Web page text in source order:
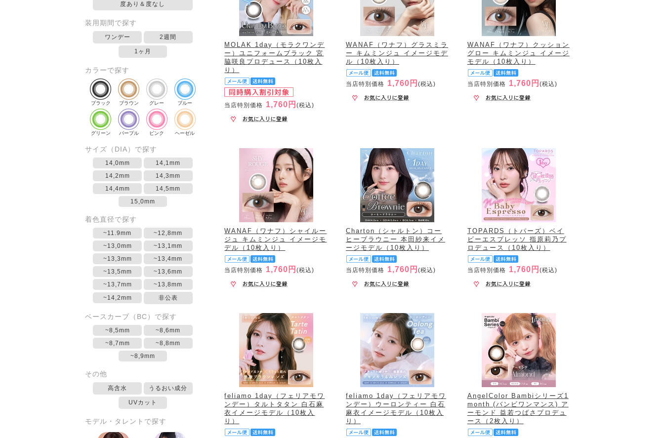
度あり＆度なし
装用期間で探す
ワンデー 2週間
1ヶ月
カラーで探す
ブラック ブラウン グレー ブルー
グリーン パープル ピンク ヘーゼル
サイズ（DIA）で探す
14,0mm
14,1mm
14,2mm
14,3mm
14,4mm
14,5mm
15,0mm
着色直径で探す
~11.9mm
~12,8mm
~13,0mm
~13,1mm
~13,3mm
~13,4mm
~13,5mm
~13,6mm
~13,7mm
~13,8mm
~14,2mm
非公表
ベースカーブ（BC）で探す
~8,5mm
~8,6mm
~8,7mm
~8,8mm
~8,9mm
その他
高含水 うるおい成分
UVカット
モデル・タレントで探す
MOLAK 1day（モラクワンデ
ー）ユニフォームブラック 宮
脇咲良プロデュース（10枚入
り）
当店特別価格 1,760円(税込)
WANAF（ワナフ）グラスミラ
ー キムミンジュ イメージモデ
ル（10枚入り）
当店特別価格 1,760円(税込)
WANAF（ワナフ）クッション
グロー キムミンジュ イメージ
モデル（10枚入り）
当店特別価格 1,760円 (税込)
WANAF（ワナフ）シャイルー
ジュ キムミンジュ イメージモ
デル（10枚入り）
当店特別価格 1,760円(税込)
Charton（シャルトン）コー
ヒーブラウニー 本田紗来イメ
ージモデル（10枚入り）
当店特別価格 1,760円(税込)
TOPARDS（トパーズ）ベイ
ビーエスプレッソ 指原莉乃プ
ロデュース（10枚入り）
当店特別価格 1,760円 (税込)
feliamo 1day（フェリアモワ
ンデー）タルトタタン 白石麻
衣イメージモデル（10枚入
り）
feliamo 1day（フェリアモワ
ンデー）ウーロンティー 白石
麻衣イメージモデル（10枚入
り）
AngelColor Bambiシリーズ1
month (バンビワンマンス) ア
ーモンド 益若つばさプロデュ
ース（2枚入り）